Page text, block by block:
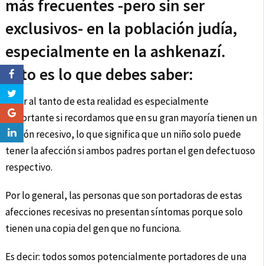
más frecuentes -pero sin ser
exclusivos- en la población judía,
especialmente en la ashkenazí.
Esto es lo que debes saber:
Estar al tanto de esta realidad es especialmente
importante si recordamos que en su gran mayoría tienen un
patrón recesivo, lo que significa que un niño solo puede
tener la afección si ambos padres portan el gen defectuoso
respectivo.
Por lo general, las personas que son portadoras de estas
afecciones recesivas no presentan síntomas porque solo
tienen una copia del gen que no funciona.
Es decir: todos somos potencialmente portadores de una